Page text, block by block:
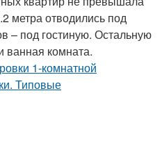
метра отводились под
– под гостиную. Остальную
ванная комната.